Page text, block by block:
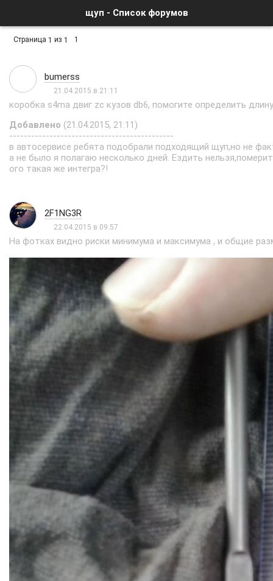
щуп - Список форумов
Страница 1 из 1 1
bumerss
21.04.2015 в 21:11
коробка s4ma двиг zc кузов db6, помогите определить
Добавлено (21.04.2015, 21:11)
---------------------------------------------
в автосервисе ребята подобрали подходящий щуп,но не
а не было я полагаю несколько дней. Ездить
ого такая же интегра?!
2F1NG3R
22.04.2015 в 09:57
На фотках видно риски минимума и максимума , и общие